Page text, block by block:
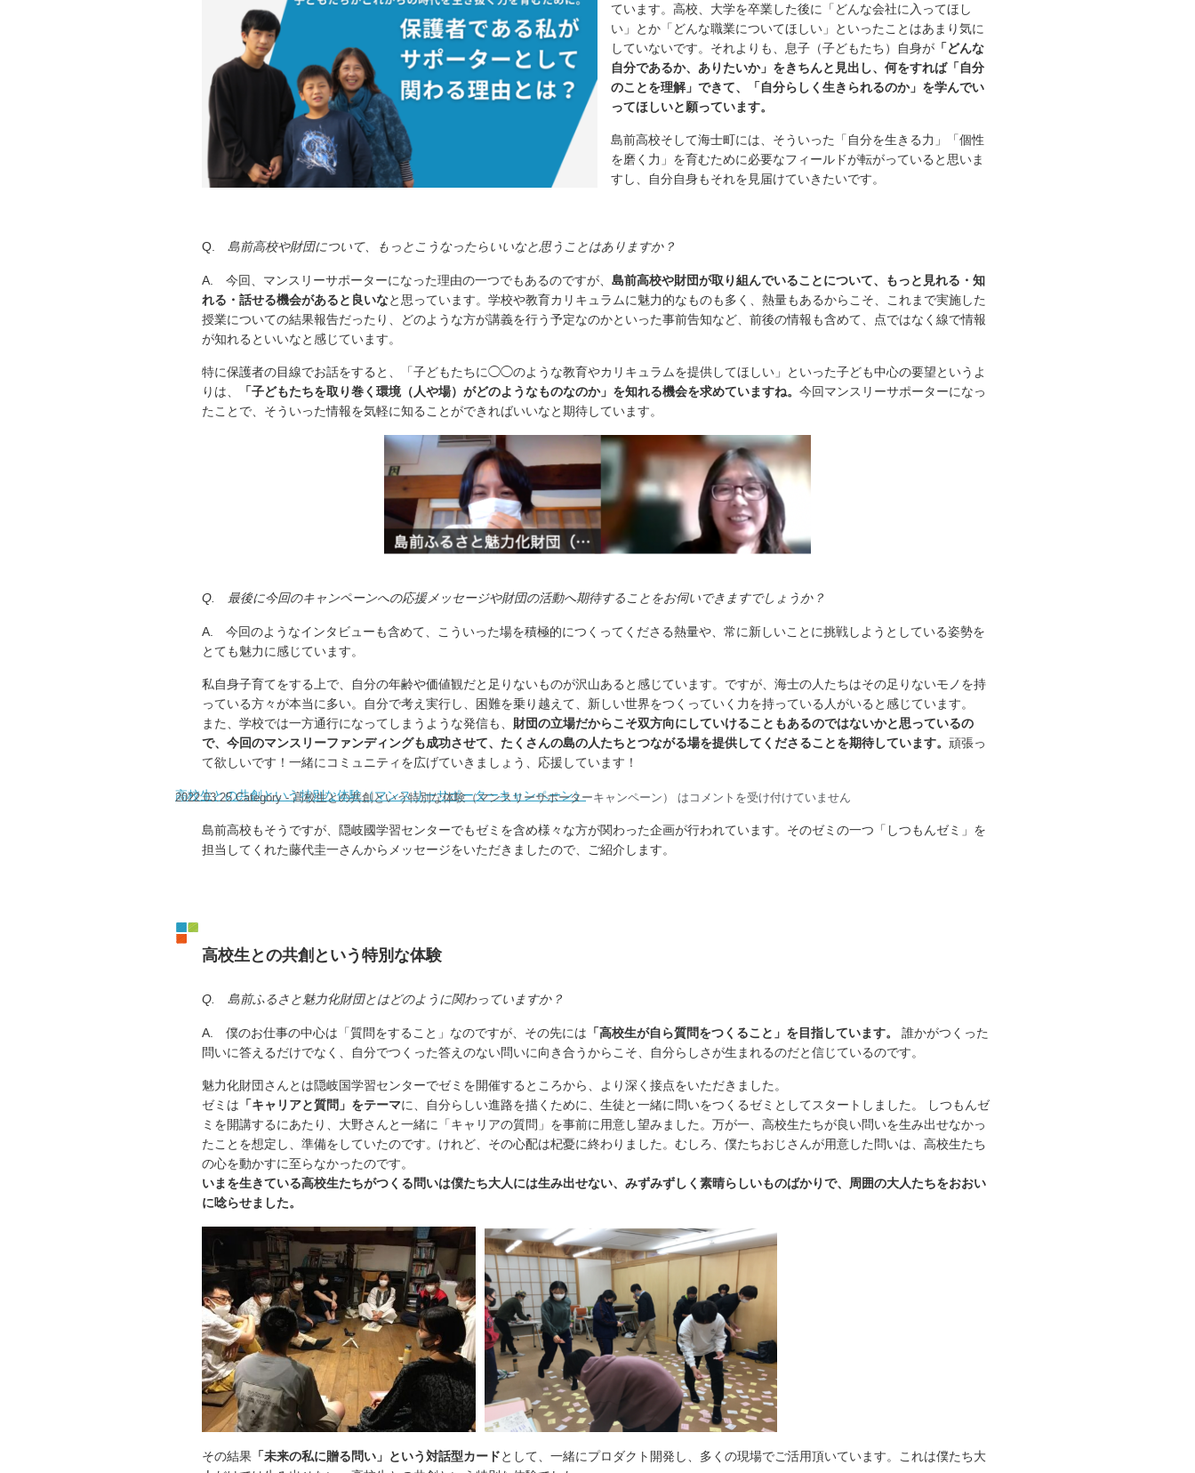
ています。高校、大学を卒業した後に「どんな会社に入ってほし
い」とか「どんな職業についてほしい」といったことはあまり気に
していないです。それよりも、息子（子どもたち）自身が 「どんな
自分であるか、ありたいか」をきちんと見出し、何をすれば「自分
のことを理解」できて、「自分らしく生きられるのか」を学んでい
ってほしいと願っています。
島前高校そして海士町には、そういった「自分を生きる力」「個性
を磨く力」を育むために必要なフィールドが転がっていると思いま
すし、自分自身もそれを見届けていきたいです。
Q. 島前高校や財団について、もっとこうなったらいいなと思うことはありますか？
A. 今回、マンスリーサポーターになった理由の一つでもあるのですが、 島前高校や財団が取り組んでいることについて、もっと見れる・知
れる・話せる機会があると良いなと思っています。学校や教育カリキュラムに魅力的なものも多く、熱量もあるからこそ、これまで実施した
授業についての結果報告だったり、どのような方が講義を行う予定なのかといった事前告知など、前後の情報も含めて、点ではなく線で情報
が知れるといいなと感じています。
特に保護者の目線でお話をすると、「子どもたちに◯◯のような教育やカリキュラムを提供してほしい」といった子ども中心の要望というよ
りは、
「子どもたちを取り巻く環境（人や場）がどのようなものなのか」を知れる機会を求めていますね。 今回マンスリーサポーターになっ
たことで、そういった情報を気軽に知ることができればいいなと期待しています。
Q. 最後に今回のキャンペーンへの応援メッセージや財団の活動へ期待することをお伺いできますでしょうか？
A. 今回のようなインタビューも含めて、こういった場を積極的につくってくださる熱量や、常に新しいことに挑戦しようとしている姿勢を
とても魅力に感じています。
私自身子育てをする上で、自分の年齢や価値観だと足りないものが沢山あると感じています。ですが、海士の人たちはその足りないモノを持
っている方々が本当に多い。自分で考え実行し、困難を乗り越えて、新しい世界をつくっていく力を持っている人がいると感じています。
また、学校では一方通行になってしまうような発信も、 財団の立場だからこそ双方向にしていけることもあるのではないかと思っているの
で、今回のマンスリーファンディングも成功させて、たくさんの島の人たちとつながる場を提供してくださることを期待しています。 頑張っ
て欲しいです！一緒にコミュニティを広げていきましょう、応援しています！
高校生との共創という特別な体験（マンスリーサポーターキャンペーン）
2022.03.25 Category -高校生との共創という特別な体験（マンスリーサポーターキャンペーン） は コメントを受け付けていません
島前高校もそうですが、隠岐國学習センターでもゼミを含め様々な方が関わった企画が行われています。そのゼミの一つ「しつもんゼミ」を
担当してくれた藤代圭一さんからメッセージをいただきましたので、ご紹介します。
高校生との共創という特別な体験
Q. 島前ふるさと魅力化財団とはどのように関わっていますか？
A. 僕のお仕事の中心は「質問をすること」なのですが、その先には 「高校生が自ら質問をつくること」を目指しています。 誰かがつくった
問いに答えるだけでなく、自分でつくった答えのない問いに向き合うからこそ、自分らしさが生まれるのだと信じているのです。
魅力化財団さんとは隠岐国学習センターでゼミを開催するところから、より深く接点をいただきました。
ゼミは 「キャリアと質問」をテーマに、自分らしい進路を描くために、生徒と一緒に問いをつくるゼミとしてスタートしました。 しつもんゼ
ミを開講するにあたり、大野さんと一緒に「キャリアの質問」を事前に用意し望みました。万が一、高校生たちが良い問いを生み出せなかっ
たことを想定し、準備をしていたのです。けれど、その心配は杞憂に終わりました。むしろ、僕たちおじさんが用意した問いは、高校生たち
の心を動かすに至らなかったのです。
いまを生きている高校生たちがつくる問いは僕たち大人には生み出せない、みずみずしく素晴らしいものばかりで、周囲の大人たちをおおい
に唸らせました。
その結果 「未来の私に贈る問い」という対話型カードとして、一緒にプロダクト開発し、多くの現場でご活用頂いています。これは僕たち大